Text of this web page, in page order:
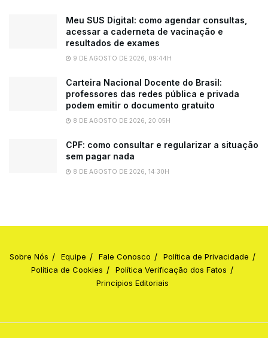
Meu SUS Digital: como agendar consultas,
acessar a caderneta de vacinação e
resultados de exames
9 DE AGOSTO DE 2026, 09:44H
Carteira Nacional Docente do Brasil:
professores das redes pública e privada
podem emitir o documento gratuito
8 DE AGOSTO DE 2026, 20:05H
CPF: como consultar e regularizar a situação
sem pagar nada
8 DE AGOSTO DE 2026, 14:30H
Sobre Nós Equipe Fale Conosco
Política de Privacidade
Política de Cookies
Política Verificação dos Fatos
Princípios Editoriais